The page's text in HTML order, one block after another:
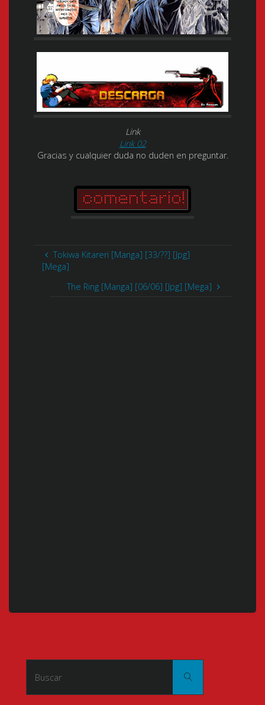
Link
Link 02
Gracias y cualquier duda no duden en preguntar.
Tokiwa Kitareri [Manga] [33/??] [Jpg]
[Mega]
The Ring [Manga] [06/06] [Jpg] [Mega]
Buscar